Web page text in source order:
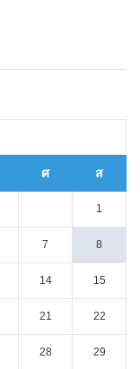
ศ ส
1
7 8
14 15
21 22
28 29